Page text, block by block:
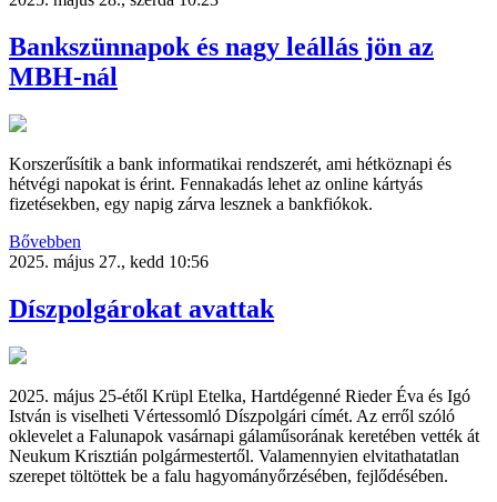
Bankszünnapok és nagy leállás jön az
MBH-nál
Korszerűsítik a bank informatikai rendszerét, ami hétköznapi és
hétvégi napokat is érint. Fennakadás lehet az online kártyás
fizetésekben, egy napig zárva lesznek a bankfiókok.
Bővebben
2025. május 27., kedd 10:56
Díszpolgárokat avattak
2025. május 25-étől Krüpl Etelka, Hartdégenné Rieder Éva és Igó
István is viselheti Vértessomló Díszpolgári címét. Az erről szóló
oklevelet a Falunapok vasárnapi gálaműsorának keretében vették át
Neukum Krisztián polgármestertől. Valamennyien elvitathatatlan
szerepet töltöttek be a falu hagyományőrzésében, fejlődésében.